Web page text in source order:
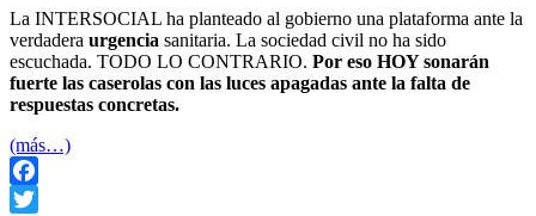
La INTERSOCIAL ha planteado al gobierno una plataforma ante la
verdadera urgencia sanitaria. La sociedad civil no ha sido
escuchada. TODO LO CONTRARIO. Por eso HOY sonarán
fuerte las caserolas con las luces apagadas ante la falta de
respuestas concretas.
(más…)
Facebook